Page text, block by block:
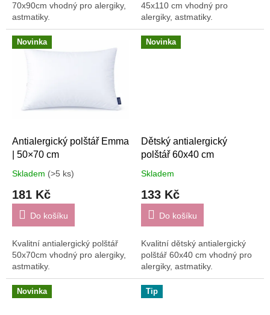
70x90cm vhodný pro alergiky,
astmatiky.
45x110 cm vhodný pro
alergiky, astmatiky.
Novinka
Antialergický polštář Emma
| 50×70 cm
Skladem (>5 ks)
181 Kč
Do košíku
Kvalitní antialergický polštář
50x70cm vhodný pro alergiky,
astmatiky.
Novinka
Dětský antialergický
polštář 60x40 cm
Skladem
133 Kč
Do košíku
Kvalitní dětský antialergický
polštář 60x40 cm vhodný pro
alergiky, astmatiky.
Novinka Tip